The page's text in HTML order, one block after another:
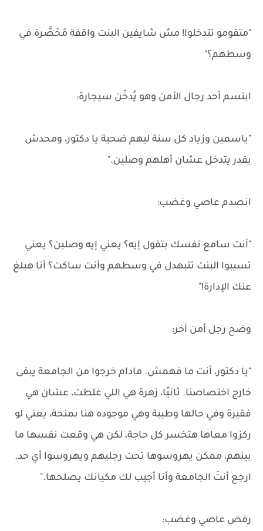
"متقومو تتدخلوا! مش شايفين البنت واقفة مُحَصَّرة في
وسطهم؟"
ابتسم أحد رجال الأمن وهو يُدخّن سيجارة:
"ياسمين وزياد كل سنة ليهم ضحية يا دكتور، ومحدش
يقدر يتدخل عشان أهلهم وصلين."
انصدم عاصي وغضب:
"أنت سامع نفسك بتقول إيه؟ يعني إيه وصلين؟ يعني
تسيبوا البنت تتبهدل في وسطهم وأنت ساكت؟ أنا هبلغ
عنك الإدارة!"
وضح رجل أمن آخر:
"يا دكتور، أنت ما فهمش. مادام خرجوا من الجامعة يبقى
خارج اختصاصنا. ثانيًا، زهرة هي اللي غلطت، عشان هي
فقيرة وفي حالها وطيبة وهي موجوده هنا بمنحة، يعني لو
ركزوا معاها هتخسر كل حاجة، لكن هي وقعت نفسها ما
بينهم، ممكن يهروسوها تحت رجليهم ويهروسوا أي حد.
ارجع أنتَ الجامعة وأنا أجيب لك مكيانك يصلحها."
رفض عاصي وغضب: